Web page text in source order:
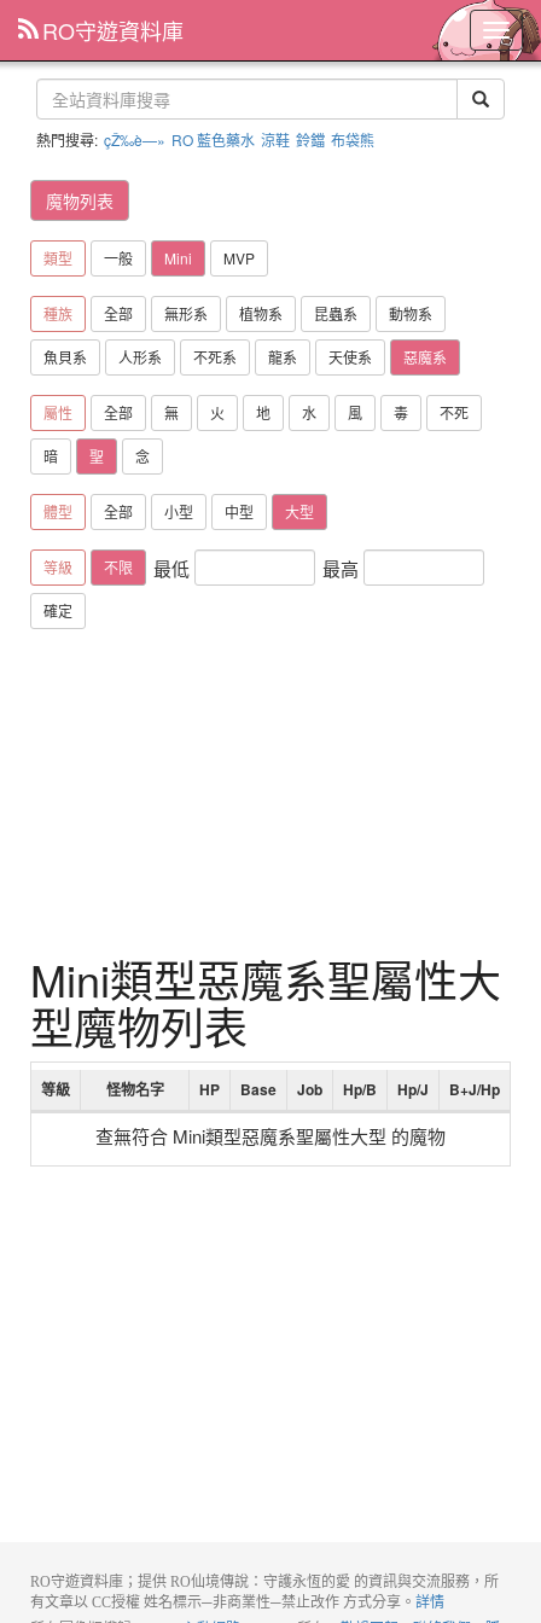
主
選
單
RO守遊資料庫
熱門搜尋: çŽ‰è—» RO 藍色藥水 涼鞋 鈴鐺 布袋熊
魔物列表
類型 一般 Mini MVP
種族 全部 無形系 植物系 昆蟲系 動物系
魚貝系 人形系 不死系 龍系 天使系 惡魔系
屬性 全部 無 火 地 水 風 毒 不死
暗 聖 念
體型 全部 小型 中型 大型
等級 不限 最低 最高
確定
Mini類型惡魔系聖屬性大
型魔物列表
等級 怪物名字 HP Base Job Hp/B Hp/J B+J/Hp
查無符合 Mini類型惡魔系聖屬性大型 的魔物
RO守遊資料庫；提供 RO仙境傳說：守護永恆的愛 的資訊與交流服務，所
有文章以 CC授權 姓名標示─非商業性─禁止改作 方式分享。 詳情